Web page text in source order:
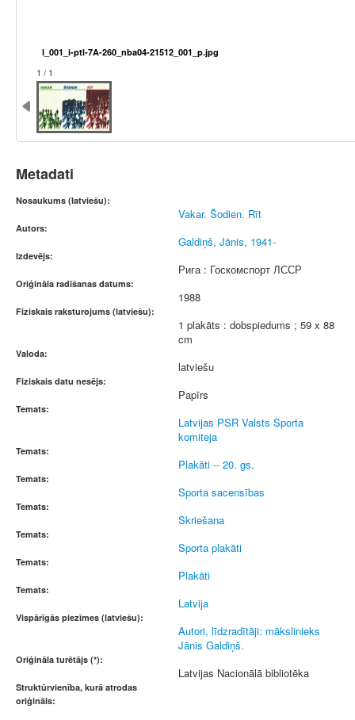
l_001_i-ptl-7A-260_nba04-21512_001_p.jpg
1 / 1
Metadati
Nosaukums (latviešu):
Vakar. Šodien. Rīt
Autors:
Galdiņš, Jānis, 1941-
Izdevējs:
Рига : Госкомспорт ЛССР
Oriģināla radīšanas datums:
1988
Fiziskais raksturojums (latviešu):
1 plakāts : dobspiedums ; 59 x 88
cm
Valoda:
latviešu
Fiziskais datu nesējs:
Papīrs
Temats:
Latvijas PSR Valsts Sporta
komiteja
Temats:
Plakāti -- 20. gs.
Temats:
Sporta sacensības
Temats:
Skriešana
Temats:
Sporta plakāti
Temats:
Plakāti
Temats:
Latvija
Vispārīgās piezīmes (latviešu):
Autori, līdzradītāji: mākslinieks
Jānis Galdiņš.
Oriģināla turētājs (*):
Latvijas Nacionālā bibliotēka
Struktūrvienība, kurā atrodas
oriģināls: